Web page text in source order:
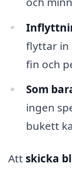
flyttar in
fin och
Som
ingen
bukett
Att skicka